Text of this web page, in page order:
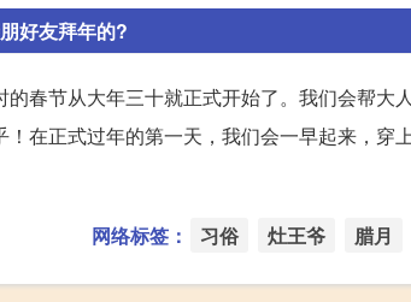
好友拜年的?
春节从大年三十就正式开始了。我们会帮大
在正式过年的第一天，我们会一早起来，穿
网络标签： 习俗 灶王爷 腊月